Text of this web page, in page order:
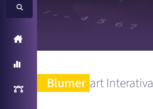
Inteligência Artificial
Blumer art Interativa